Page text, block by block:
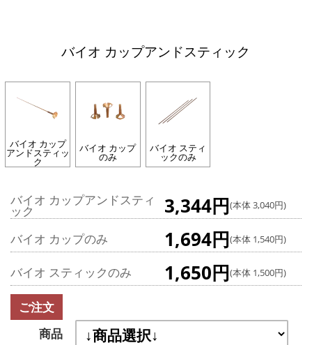
バイオ カップアンドスティック
バイオ カップ
アンドスティッ
ク
バイオ カップ
のみ
バイオ スティ
ックのみ
バイオ カップアンドスティ
ック 3,344円(本体 3,040円)
バイオ カップのみ 1,694円(本体 1,540円)
バイオ スティックのみ 1,650円(本体 1,500円)
ご注文
商品